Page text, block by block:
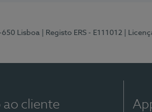
650 Lisboa | Registo ERS - E111012 |
ao cliente